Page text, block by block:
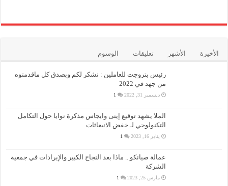
الأخيرة الأشهر تعليقات الوسوم
رئيس بتروجت للعاملين : نشكر لكم وبصدق كل ماقدمتوه
من جهد في 2022
ديسمبر 31, 2022 1
الملا يشهد توقيع إينى وايجاس مذكرة نوايا حول التكامل
التكنولوجي لـ خفض الانبعاثات
يناير 16, 2023 1
عمالة صيانكو .. ماذا بعد النجاح الكبير والإيرادات في جمعية
الشركة
مارس 25, 2023 1